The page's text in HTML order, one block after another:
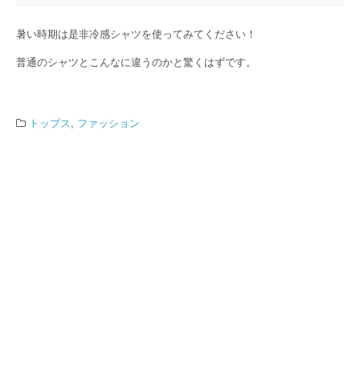
暑い時期は是非冷感シャツを使ってみてください！
普通のシャツとこんなに違うのかと驚くはずです。
トップス ファッション